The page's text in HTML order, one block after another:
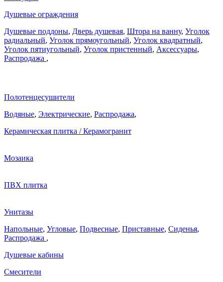
Душевые ограждения
Душевые поддоны, Дверь душевая, Штора на ванну, Уголок
радиальный, Уголок прямоугольный, Уголок квадратный,
Уголок пятиугольный, Уголок пристенный, Аксессуары,
Распродажа ,
Полотенцесушители
Водяные, Электрические, Распродажа,
Керамическая плитка / Керамогранит
Мозаика
ПВХ плитка
Унитазы
Напольные, Угловые, Подвесные, Приставные, Сиденья,
Распродажа ,
Душевые кабины
Смесители